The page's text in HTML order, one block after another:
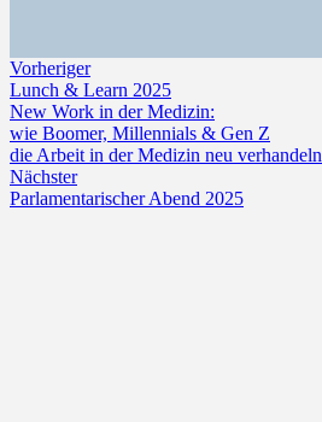
Vorheriger
Lunch & Learn 2025
New Work in der Medizin:
wie Boomer, Millennials & Gen Z
die Arbeit in der Medizin neu verhandeln
Nächster
Parlamentarischer Abend 2025